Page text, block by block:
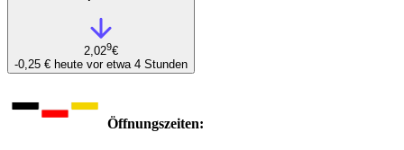
2,029€
-0,25 € heute vor etwa 4 Stunden
Öffnungszeiten: